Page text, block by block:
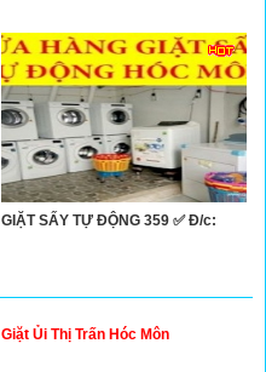
GIẶT SẤY TỰ ĐỘNG 359 ✅ Đ/c:
Giặt Ủi Thị Trấn Hóc Môn